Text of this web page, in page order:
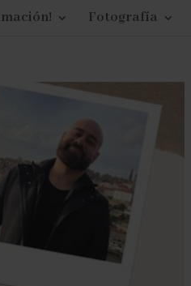
Fotografía